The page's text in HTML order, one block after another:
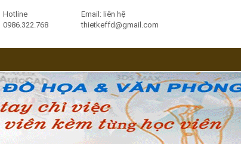
Email: liên hệ
thietkeffd@gmail.com
Hotline
0986.322.768